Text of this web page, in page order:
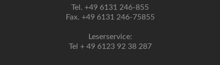
Tel. +49 6131 246-855
Fax. +49 6131 246-75855
Leserservice:
Tel + 49 6123 92 38 287